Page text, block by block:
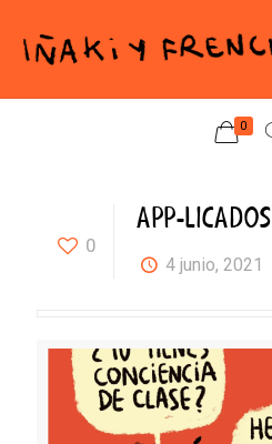
0
0
APP-LICADOS
4 junio, 2021